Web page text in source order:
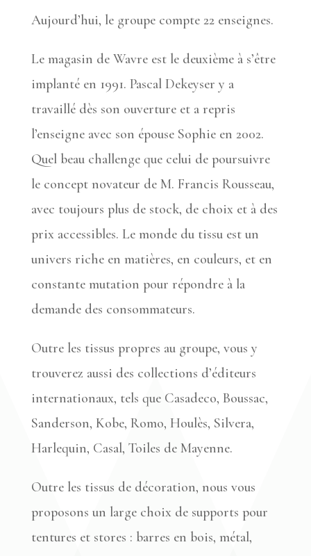
Aujourd’hui, le groupe compte 22 enseignes.
Le magasin de Wavre est le deuxième à s’être
implanté en 1991. Pascal Dekeyser y a
travaillé dès son ouverture et a repris
l’enseigne avec son épouse Sophie en 2002.
Quel beau challenge que celui de poursuivre
le concept novateur de M. Francis Rousseau,
avec toujours plus de stock, de choix et à des
prix accessibles. Le monde du tissu est un
univers riche en matières, en couleurs, et en
constante mutation pour répondre à la
demande des consommateurs.
Outre les tissus propres au groupe, vous y
trouverez aussi des collections d’éditeurs
internationaux, tels que Casadeco, Boussac,
Sanderson, Kobe, Romo, Houlès, Silvera,
Harlequin, Casal, Toiles de Mayenne.
Outre les tissus de décoration, nous vous
proposons un large choix de supports pour
tentures et stores : barres en bois, métal,